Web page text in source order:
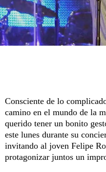
Consciente de lo
camino en el mundo de la
querido tener un bonito
este lunes durante su
invitando al joven Felipe
protagonizar juntos un